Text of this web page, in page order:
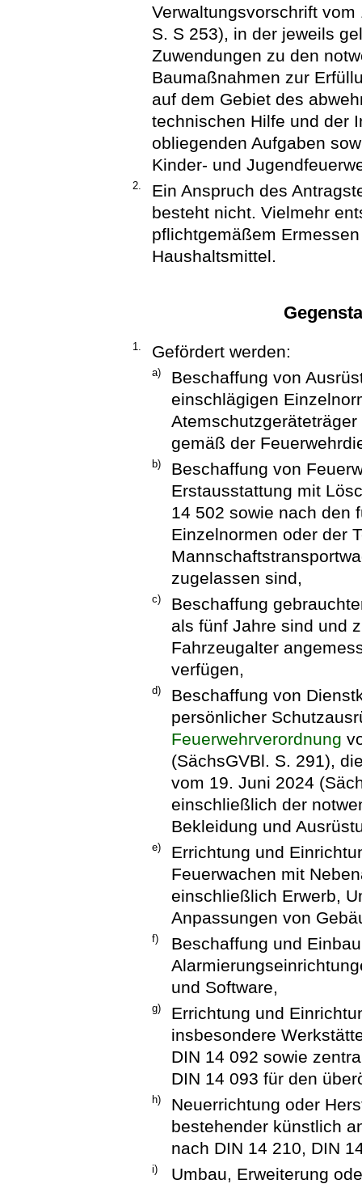
Verwaltungsvorschrift
S. S 253), in der jeweils
Zuwendungen zu den
Baumaßnahmen zur
auf dem Gebiet des
technischen Hilfe und der
obliegenden Aufgaben
Kinder- und
2.
Ein Anspruch des
besteht nicht. Vielmehr
pflichtgemäßem
Haushaltsmittel.
1. Gefördert werden:
a)
Beschaffung von
einschlägigen
gemäß der
b)
Beschaffung von
Erstausstattung mit
14 502 sowie nach den
Einzelnormen oder der
zugelassen sind,
c)
Beschaffung
als fünf Jahre sind und
Fahrzeugalter
verfügen,
d)
Beschaffung von
persönlicher
Feuerwehrverordnung
(SächsGVBl. S. 291),
vom 19. Juni 2024
einschließlich der
Bekleidung und
e)
Errichtung und
Feuerwachen mit
einschließlich Erwerb,
Anpassungen von
f)
Beschaffung und
und Software,
g)
Errichtung und
insbesondere
DIN 14 092 sowie
DIN 14 093 für den
h)
Neuerrichtung oder
bestehender künstlich
nach DIN 14 210, DIN
i)
Umbau, Erweiterung